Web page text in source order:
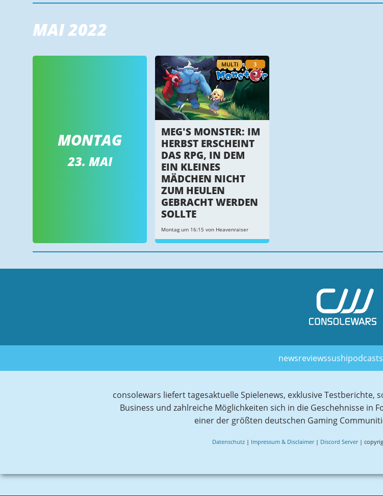
MAI 2022
MONTAG
23. MAI
MULTI 3
MEG'S MONSTER: IM
HERBST ERSCHEINT
DAS RPG, IN DEM
EIN KLEINES
MÄDCHEN NICHT
ZUM HEULEN
GEBRACHT WERDEN
SOLLTE
Montag um 16:15 von Heavenraiser
newsreviewssushipodcasts
consolewars liefert tagesaktuelle Spielenews, exklusive Testberichte,
Business und zahlreiche Möglichkeiten sich in die Geschehnisse in
einer der größten deutschen Gaming
Datenschutz| Impressum & Disclaimer| Discord Server|